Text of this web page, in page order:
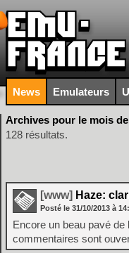
News Emulateurs
Archives pour le mois
128 résultats.
[www] Haze:
Posté le 31/10/2013 à
Encore un beau pavé
commentaires sont